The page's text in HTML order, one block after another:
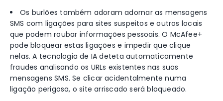
Os burlões também adoram adornar as mensagens
SMS com ligações para sites suspeitos e outros locais
que podem roubar informações pessoais. O McAfee+
pode bloquear estas ligações e impedir que clique
nelas. A tecnologia de IA deteta automaticamente
fraudes analisando os URLs existentes nas suas
mensagens SMS. Se clicar acidentalmente numa
ligação perigosa, o site arriscado será bloqueado.